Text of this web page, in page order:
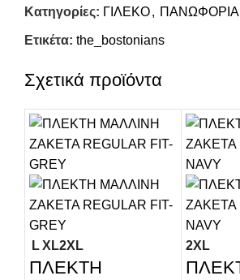
Κατηγορίες: ΓΙΛΕΚΟ, ΠΑΝΩΦΟΡΙΑ
Ετικέτα: the_bostonians
Σχετικά προϊόντα
-30%
LXL2XL
ΠΛΕΚΤΗ
-30%
2XL